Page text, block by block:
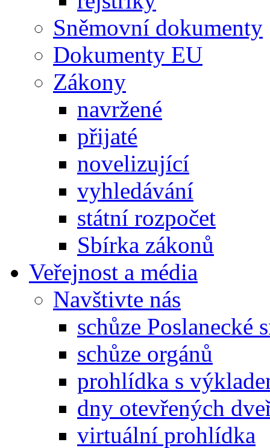
Sněmovní dokumenty
Dokumenty EU
Zákony
navržené
přijaté
novelizující
vyhledávání
státní rozpočet
Sbírka zákonů
Veřejnost a média
Navštivte nás
schůze Poslanecké
schůze orgánů
prohlídka s
dny otevřených
virtuální prohlídka